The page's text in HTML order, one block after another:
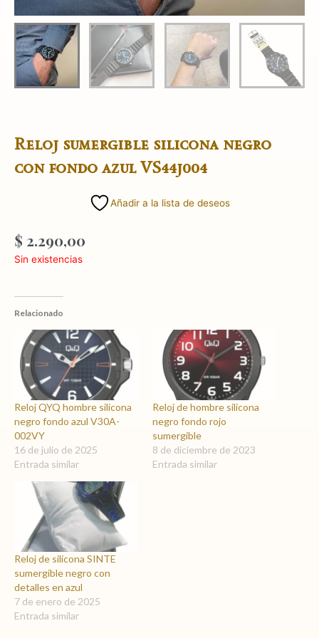
Reloj sumergible silicona negro
con fondo azul VS44j004
Añadir a la lista de deseos
$ 2.290,00
Sin existencias
Relacionado
Reloj QYQ hombre silicona
negro fondo azul V30A-
002VY
16 de julio de 2025
Entrada similar
Reloj de hombre silicona
negro fondo rojo
sumergible
8 de diciembre de 2023
Entrada similar
Reloj de silicona SINTE
sumergible negro con
detalles en azul
7 de enero de 2025
Entrada similar